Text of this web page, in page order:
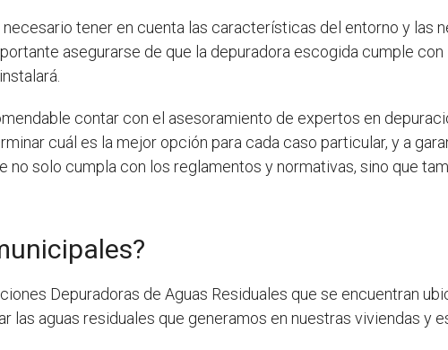
tener en cuenta las características del entorno y las
asegurarse de que la depuradora escogida cumple
contar con el asesoramiento de expertos en
cuál es la mejor opción para cada caso particular, y a
no solo cumpla con los reglamentos y normativas, sino que
Depuradoras de Aguas Residuales que se encuentran
las aguas residuales que generamos en nuestras viviendas y